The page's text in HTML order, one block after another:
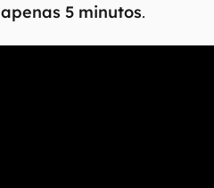
apenas 5 minutos.